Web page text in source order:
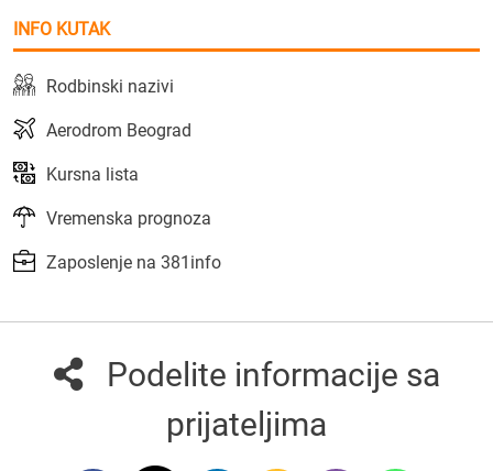
INFO KUTAK
Rodbinski nazivi
Aerodrom Beograd
Kursna lista
Vremenska prognoza
Zaposlenje na 381info
Podelite informacije sa
prijateljima